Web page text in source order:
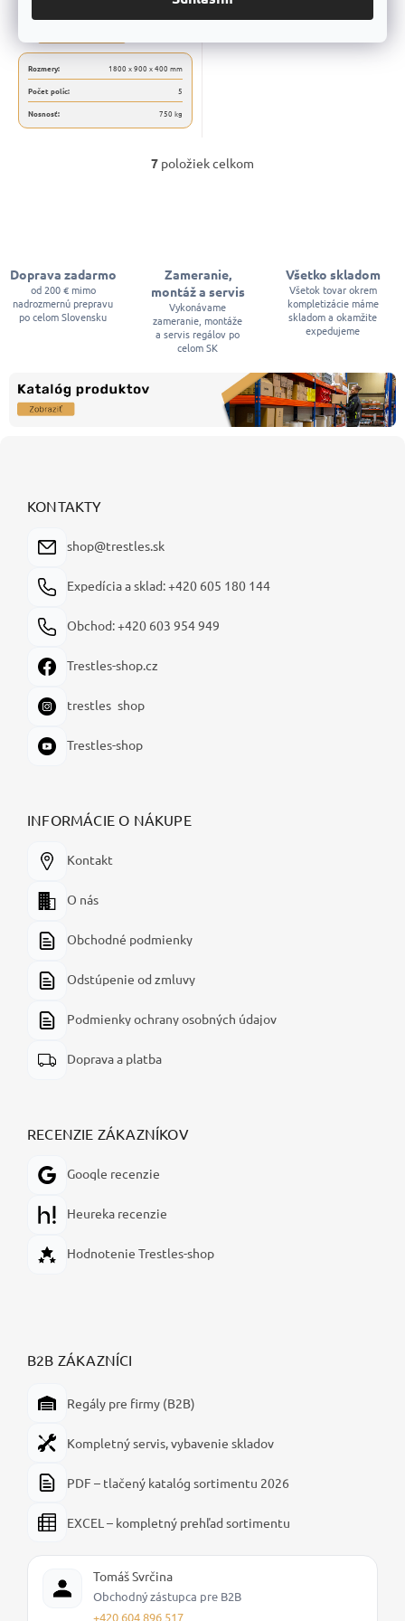
Rozmery:
1800 x 900 x 400 mm
Počet políc:
5
Nosnosť:
750 kg
O
i
e
p
r
v
k
7 položiek celkom
Doprava zadarmo
od 200 € mimo
nadrozmernú prepravu
po celom Slovensku
Zameranie,
montáž a servis
Vykonávame
zameranie, montáže
a servis regálov po
celom SK
Všetko skladom
Všetok tovar okrem
kompletizácie máme
skladom a okamžite
expedujeme
KONTAKTY
shop@trestles.sk
Expedícia a sklad: +420 605 180 144
Obchod: +420 603 954 949
Trestles-shop.cz
trestles_shop
Trestles-shop
INFORMÁCIE O NÁKUPE
Kontakt
O nás
Obchodné podmienky
Odstúpenie od zmluvy
Podmienky ochrany osobných údajov
Doprava a platba
RECENZIE ZÁKAZNÍKOV
Google recenzie
Heureka recenzie
Hodnotenie Trestles-shop
B2B ZÁKAZNÍCI
Regály pre firmy (B2B)
Kompletný servis, vybavenie skladov
PDF – tlačený katalóg sortimentu 2026
EXCEL – kompletný prehľad sortimentu
Tomáš Svrčina
Obchodný zástupca pre B2B
+420 604 896 517